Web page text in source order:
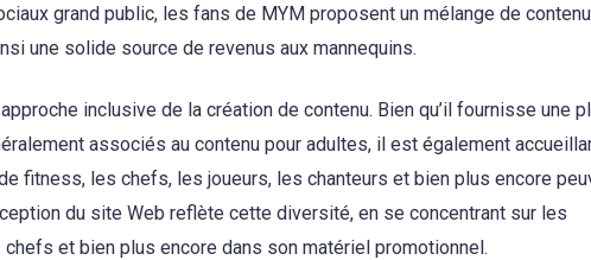
grand public, les fans de MYM proposent un mélange de
une solide source de revenus aux mannequins.
inclusive de la création de contenu. Bien qu’il fournisse une
associés au contenu pour adultes, il est également
fitness, les chefs, les joueurs, les chanteurs et bien plus encore
du site Web reflète cette diversité, en se concentrant sur les
et bien plus encore dans son matériel promotionnel.